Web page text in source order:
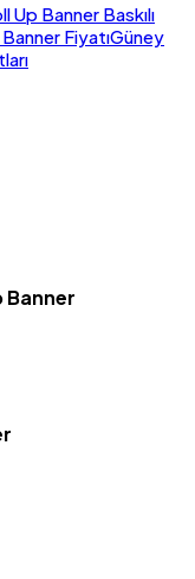
Banner Baskılı
FiyatıGüney
Banner